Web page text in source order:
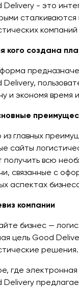
Delivery - это
кого создана
Delivery,
и экономя время
главных
сайты
получить всю
связанные с
аспектах
компании
бизнес —
цель Good
решения.
где
Delivery